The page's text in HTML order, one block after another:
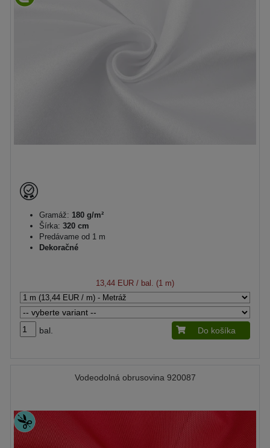
Gramáž: 180 g/m²
Šírka: 320 cm
Predávame od 1 m
Dekoračné
13,44 EUR / bal. (1 m)
bal. Do košíka
Vodeodolná obrusovina 920087